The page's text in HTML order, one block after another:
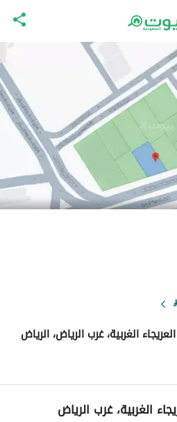
الغربية، غرب الرياض، الرياض
الإعلان حاسبة التمويلالغربية، غرب الرياض